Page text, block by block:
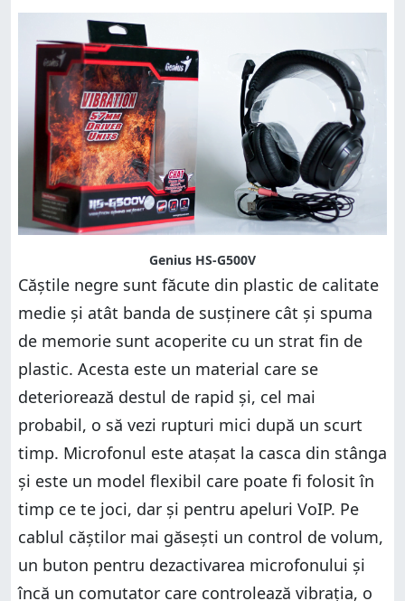
Genius HS-G500V
Căștile negre sunt făcute din plastic de calitate
medie și atât banda de susținere cât și spuma
de memorie sunt acoperite cu un strat fin de
plastic. Acesta este un material care se
deteriorează destul de rapid și, cel mai
probabil, o să vezi rupturi mici după un scurt
timp. Microfonul este atașat la casca din stânga
și este un model flexibil care poate fi folosit în
timp ce te joci, dar și pentru apeluri VoIP. Pe
cablul căștilor mai găsești un control de volum,
un buton pentru dezactivarea microfonului și
încă un comutator care controlează vibrația, o